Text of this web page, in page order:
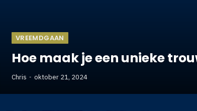
VREEMDGAAN
Hoe maak je een unieke
Chris oktober 21, 2024